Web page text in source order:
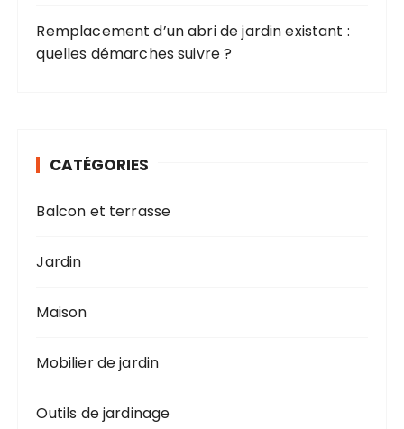
Remplacement d’un abri de jardin existant :
quelles démarches suivre ?
CATÉGORIES
Balcon et terrasse
Jardin
Maison
Mobilier de jardin
Outils de jardinage